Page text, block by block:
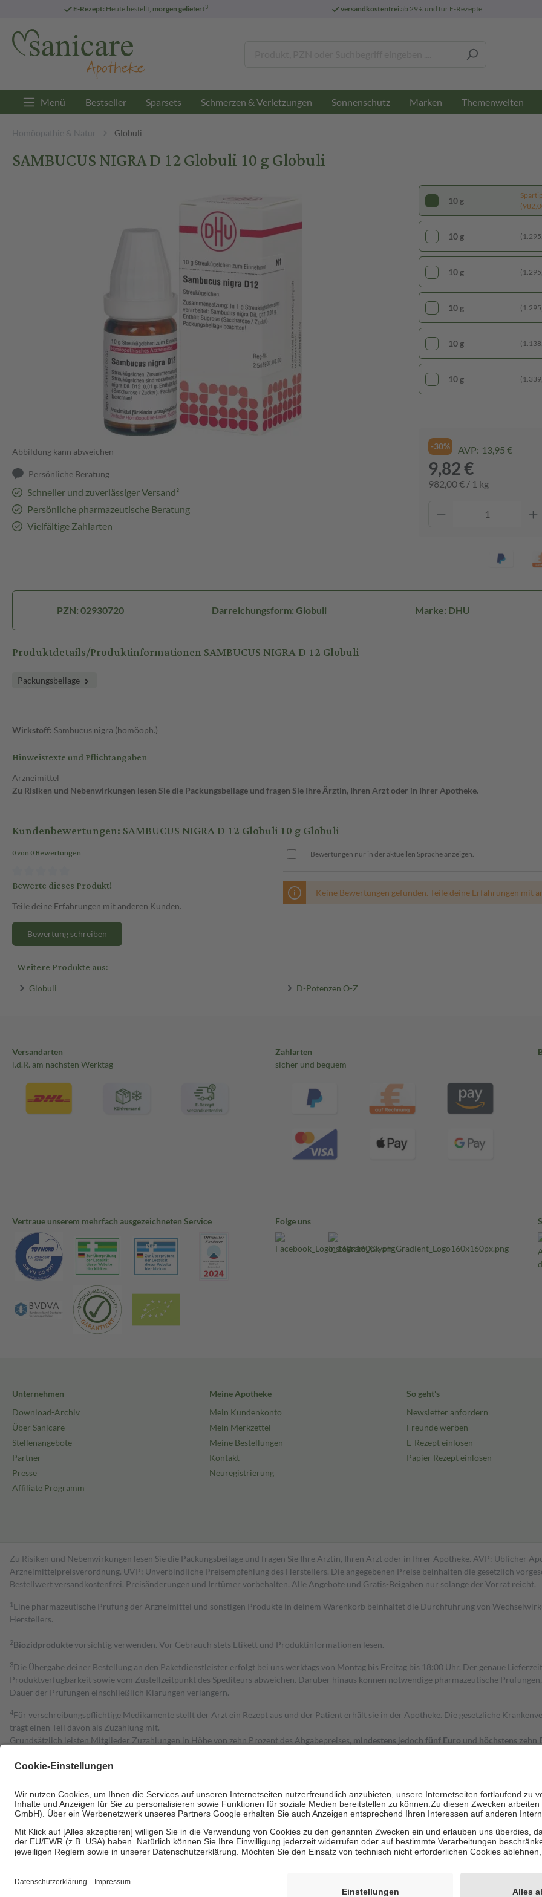
E-Rezept: Heute bestellt, morgen geliefert3 versandkostenfreiab 29 € und für E-Rezepte
Menü Bestseller Sparsets Schmerzen & Verletzungen Sonnenschutz Marken Themenwelten
Homöopathie & Natur Globuli
SAMBUCUS NIGRA D 12 Globuli 10 g Globuli
Abbildung kann abweichen
Persönliche Beratung
Schneller und zuverlässiger Versand³
Persönliche pharmazeutische Beratung
Vielfältige Zahlarten
10 g
10 g
10 g
10 g
10 g
10 g
-30% AVP: 13,95 €
9,82 €
982,00 € / 1 kg
PZN: 02930720 Darreichungsform: Globuli Marke: DHU
Produktdetails/Produktinformationen SAMBUCUS NIGRA D 12 Globuli
Packungsbeilage
Wirkstoff: Sambucus nigra (homöoph.)
Hinweistexte und Pflichtangaben
Arzneimittel
Zu Risiken und Nebenwirkungen lesen Sie die Packungsbeilage und fragen Sie Ihre Ärztin, Ihren Arzt oder in Ihrer Apotheke.
Kundenbewertungen: SAMBUCUS NIGRA D 12 Globuli 10 g Globuli
0 von 0 Bewertungen
Bewerte dieses Produkt!
Teile deine Erfahrungen mit anderen Kunden.
Bewertung schreiben
Bewertungen nur in der aktuellen Sprache anzeigen.
Keine Bewertungen gefunden. Teile deine Erfahrungen mit
Weitere Produkte aus:
Globuli D-Potenzen O-Z
Versandarten
i.d.R. am nächsten Werktag
Zahlarten
sicher und bequem
Vertraue unserem mehrfach ausgezeichneten Service Folge uns
Unternehmen
Download-Archiv
Über Sanicare
Stellenangebote
Partner
Presse
Affiliate Programm
Meine Apotheke
Mein Kundenkonto
Mein Merkzettel
Meine Bestellungen
Kontakt
Neuregistrierung
So geht's
Newsletter anfordern
Freunde werben
E-Rezept einlösen
Papier Rezept einlösen
Zu Risiken und Nebenwirkungen lesen Sie die Packungsbeilage und fragen Sie Ihre Ärztin, Ihren Arzt oder in Ihrer Apotheke. AVP: Üblicher
Arzneimittelpreisverordnung. UVP: Unverbindliche Preisempfehlung des Herstellers. Die angegebenen Preise beinhalten die gesetzlich
Bestell­wert versand­kosten­frei. Preisänderungen und Irrtümer vorbehalten. Alle Angebote und Gratis-Beigaben nur solange der Vorrat reicht.
1 Eine pharmazeutische Prüfung der Arzneimittel und sonstigen Produkte in deinem Warenkorb beinhaltet die Durchführung von
Herstellers.
2Biozidproduktevorsichtig verwenden. Vor Gebrauch stets Etikett und Produktinformationen lesen.
3Die Übergabe deiner Bestellung an den Paketdienstleister erfolgt bei uns werktags von Montag bis Freitag bis 18:00 Uhr. Der genaue
Produktverfügbarkeit sowie vom Zustellzeitpunkt des Spediteurs abweichen. Darüber hinaus können notwendige pharmazeutische
Dauer der Prüfungen einschließlich Klärungen verlängern.
4Für verschreibungspflichtige Medikamente stellt der Arzt ein Rezept aus und der Patient erhält sie in der Apotheke. Die gesetzliche
trägt einen Teil davon als Zuzahlung mit.
Grundsätzlich leisten Mitglieder Zuzahlungen in Höhe von zehn Prozent des Abgabepreises, mindestens jedoch fünf Euro und höchstens zehn
Diese Regeln gelten grundsätzlich auch für Online-Apotheken.
Um das Engagement der Versicherten für ihre eigene Gesundheit zu stärken und die besondere Stellung der Familie zu unterstützen, fallen
• Kindern und Jugendlichen bis zum vollendeten 18. Lebensjahr mit Ausnahme der Fahrkosten
• Untersuchungen zur Vorsorge und Früherkennung, die von der GKV getragen werden
• empfohlenen Schutzimpfungen
• Harn- und Blutteststreifen
Informationen findest du hier: https://help.etrusted.com/hc/de/articles/4419944605341